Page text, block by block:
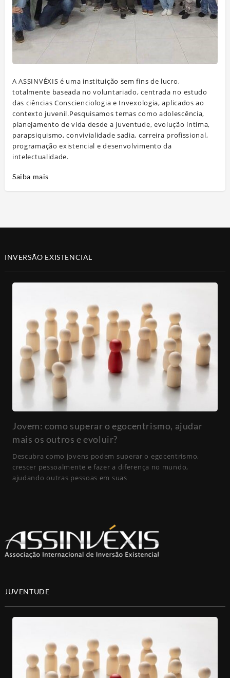
A ASSINVÉXIS é uma instituição sem fins de lucro,
totalmente baseada no voluntariado, centrada no estudo
das ciências Conscienciologia e Invexologia, aplicados ao
contexto juvenil.Pesquisamos temas como adolescência,
planejamento de vida desde a juventude, evolução íntima,
parapsiquismo, convivialidade sadia, carreira profissional,
programação existencial e desenvolvimento da
intelectualidade.
Saiba mais
INVERSÃO EXISTENCIAL
Jovem: como superar o egocentrismo, ajudar
mais os outros e evoluir?
Descubra como jovens podem superar o egocentrismo,
crescer pessoalmente e fazer a diferença no mundo,
ajudando outras pessoas em suas
JUVENTUDE